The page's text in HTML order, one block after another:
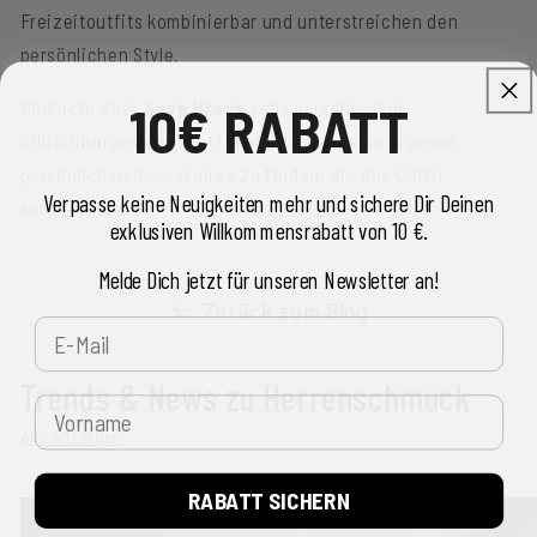
Freizeitoutfits kombinierbar und unterstreichen den
persönlichen Style.
Dadurch, dassSave Braveviele verschiedene
Stilrichtungen anbietet ist es einfach seine eigenen,
komplettieren.
Zurück zum Blog
Trends & News zu Herrenschmuck
Alle anzeigen
10€ RABATT
Verpasse keine Neuigkeiten mehr und sichere Dir Deinen
exklusiven Willkommensrabatt von 10 €.
Melde Dich jetzt für unseren Newsletter an!
E-Mail
Vorname
RABATT SICHERN